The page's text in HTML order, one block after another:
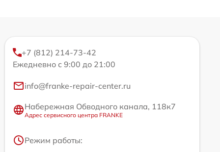
+7 (812) 214-73-42
Ежедневно с 9:00 до 21:00
info@franke-repair-center.ru
Набережная Обводного канала, 118к7
Адрес сервисного центра FRANKE
Режим работы: